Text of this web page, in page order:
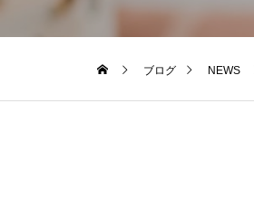
ブログ NEWS